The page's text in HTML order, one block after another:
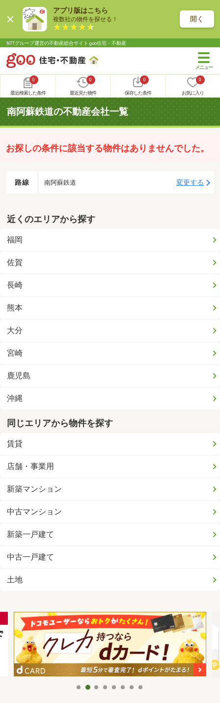
アプリ版はこちら
複数社の物件を探せる！ 開く
NTTグループ運営の不動産総合サイト goo住宅・不動産
0
最近検索した条件
0
最近見た物件
0
保存した条件
0
お気に入り
南阿蘇鉄道の不動産会社一覧
お探しの条件に該当する物件はありませんでした。
路線 南阿蘇鉄道 変更する
近くのエリアから探す
福岡
佐賀
長崎
熊本
大分
宮崎
鹿児島
沖縄
同じエリアから物件を探す
賃貸
店舗・事業用
新築マンション
中古マンション
新築一戸建て
中古一戸建て
土地